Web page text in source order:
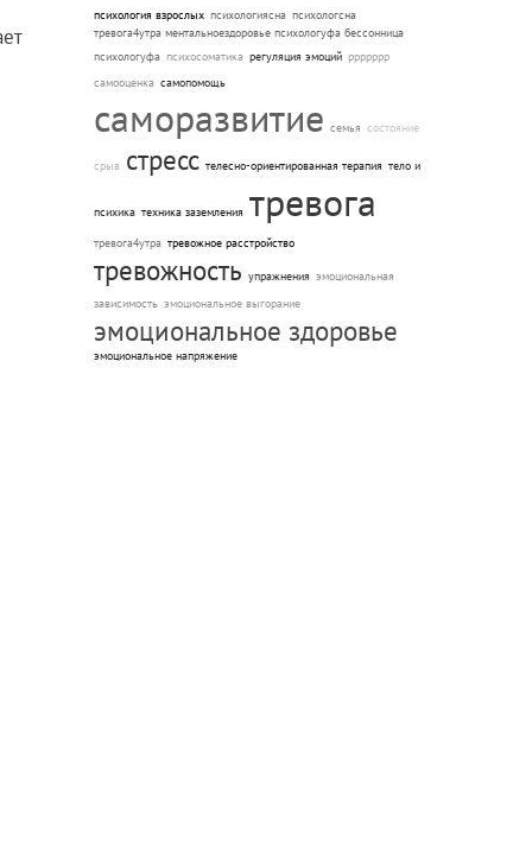
психология взрослых психологиясна психологсна
тревога4утра ментальноездоровье психологуфа бессонница
психологуфа психосоматика регуляция эмоций ррррррр
самооценка самопомощь
саморазвитие семья состояние
срыв стресс телесно-ориентированная терапия тело и
психика техника заземления тревога
тревога4утра тревожное расстройство
тревожность упражнения эмоциональная
зависимость эмоциональное выгорание
эмоциональное здоровье
эмоциональное напряжение